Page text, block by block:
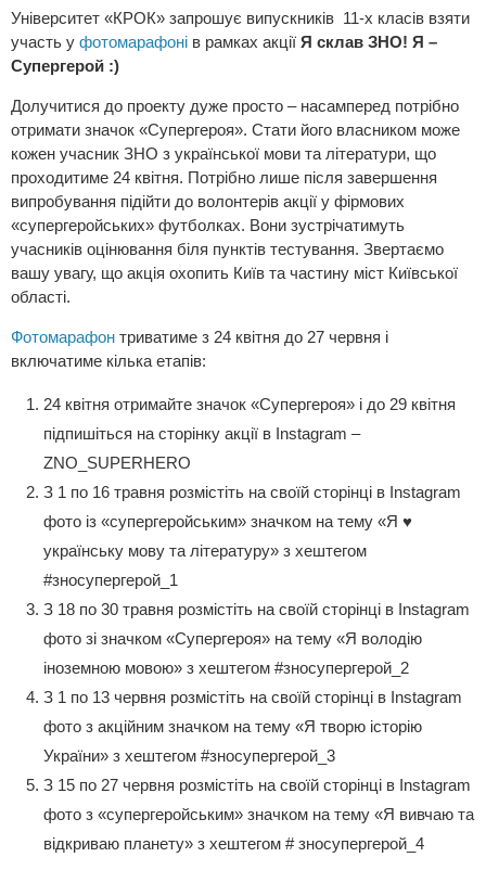
Університет «КРОК» запрошує випускників 11-х класів взяти
участь у фотомарафоні в рамках акції Я склав ЗНО! Я –
Супергерой :)
Долучитися до проекту дуже просто – насамперед потрібно
отримати значок «Супергероя». Стати його власником може
кожен учасник ЗНО з української мови та літератури, що
проходитиме 24 квітня. Потрібно лише після завершення
випробування підійти до волонтерів акції у фірмових
«супергеройських» футболках. Вони зустрічатимуть
учасників оцінювання біля пунктів тестування. Звертаємо
вашу увагу, що акція охопить Київ та частину міст Київської
області.
Фотомарафон триватиме з 24 квітня до 27 червня і
включатиме кілька етапів:
24 квітня отримайте значок «Супергероя» і до 29 квітня
підпишіться на сторінку акції в Instagram –
ZNO_SUPERHERO
З 1 по 16 травня розмістіть на своїй сторінці в Instagram
фото із «супергеройським» значком на тему «Я ♥
українську мову та літературу» з хештегом
#зносупергерой_1
З 18 по 30 травня розмістіть на своїй сторінці в Instagram
фото зі значком «Супергероя» на тему «Я володію
іноземною мовою» з хештегом #зносупергерой_2
З 1 по 13 червня розмістіть на своїй сторінці в Instagram
фото з акційним значком на тему «Я творю історію
України» з хештегом #зносупергерой_3
З 15 по 27 червня розмістіть на своїй сторінці в Instagram
фото з «супергеройським» значком на тему «Я вивчаю та
відкриваю планету» з хештегом # зносупергерой_4